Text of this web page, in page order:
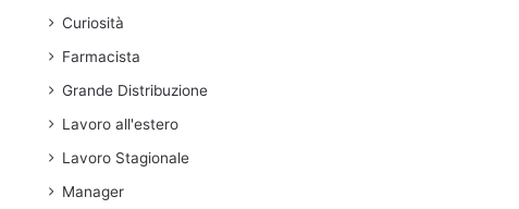
Curiosità
Farmacista
Grande Distribuzione
Lavoro all'estero
Lavoro Stagionale
Manager